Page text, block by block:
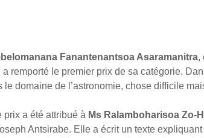
Fanantenantsoa Asaramanitra,
remporté le premier prix de sa catégorie.
le domaine de l’astronomie, chose difficile
prix a été attribué à Ms Ralamboharisoa Zo-
Antsirabe. Elle a écrit un texte